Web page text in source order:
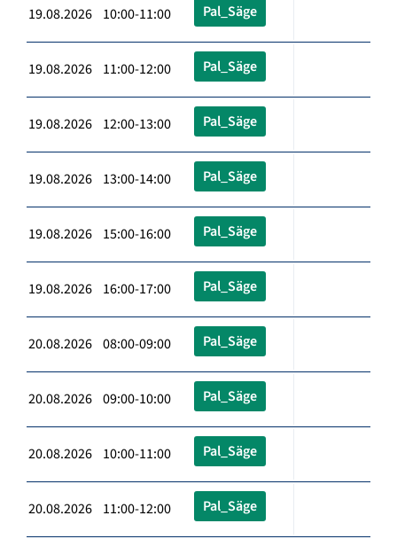
19.08.2026 10:00-11:00 Pal_Säge
19.08.2026 11:00-12:00 Pal_Säge
19.08.2026 12:00-13:00 Pal_Säge
19.08.2026 13:00-14:00 Pal_Säge
19.08.2026 15:00-16:00 Pal_Säge
19.08.2026 16:00-17:00 Pal_Säge
20.08.2026 08:00-09:00 Pal_Säge
20.08.2026 09:00-10:00 Pal_Säge
20.08.2026 10:00-11:00 Pal_Säge
20.08.2026 11:00-12:00 Pal_Säge